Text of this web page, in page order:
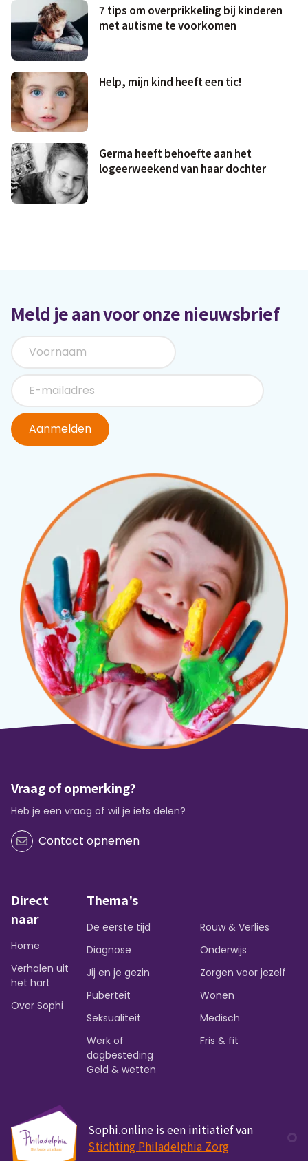
7 tips om overprikkeling bij kinderen
met autisme te voorkomen
Help, mijn kind heeft een tic!
Germa heeft behoefte aan het
logeerweekend van haar dochter
Meld je aan voor onze nieuwsbrief
Aanmelden
Vraag of opmerking?
Heb je een vraag of wil je iets delen?
Contact opnemen
Direct
naar
Home
Verhalen uit
het hart
Over Sophi
Thema's
De eerste tijd
Diagnose
Jij en je gezin
Puberteit
Seksualiteit
Werk of
dagbesteding
Rouw & Verlies
Onderwijs
Zorgen voor jezelf
Wonen
Medisch
Fris & fit
Geld & wetten
Sophi.online is een initiatief van
Stichting Philadelphia Zorg